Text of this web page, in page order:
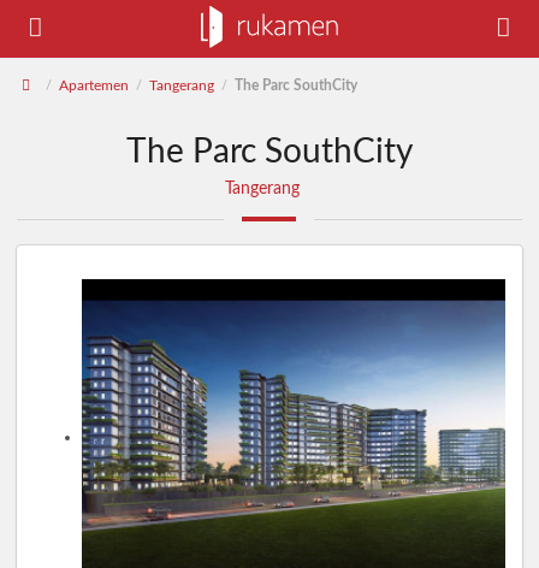
/ Apartemen / Tangerang / The Parc SouthCity
The Parc SouthCity
Tangerang